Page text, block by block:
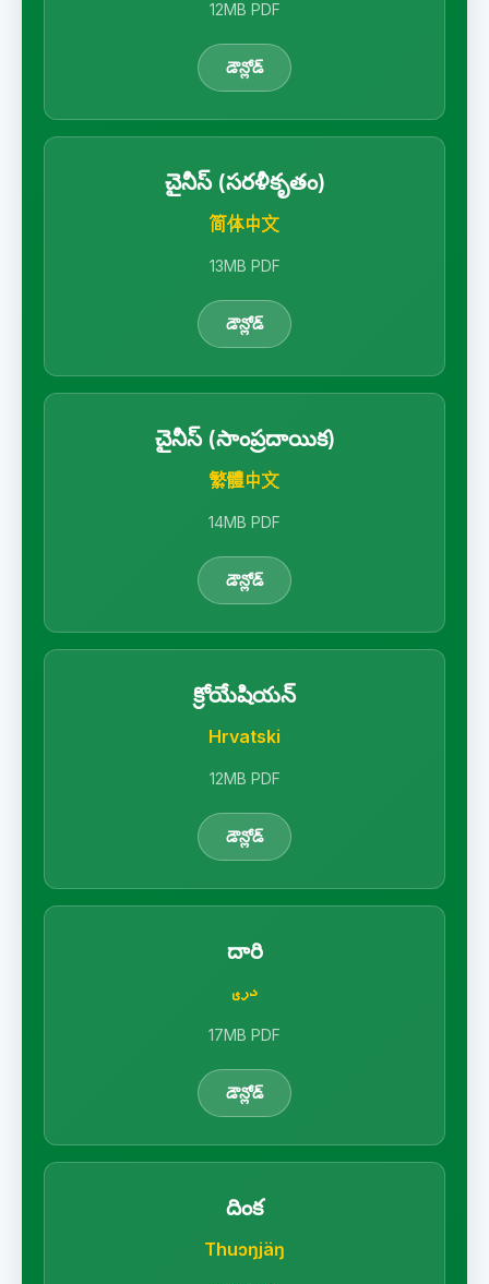
12MB PDF
డౌన్లోడ్
చైనీస్ (సరళీకృతం)
简体中文
13MB PDF
డౌన్లోడ్
చైనీస్ (సాంప్రదాయిక)
繁體中文
14MB PDF
డౌన్లోడ్
క్రోయేషియన్
Hrvatski
12MB PDF
డౌన్లోడ్
దారి
دری
17MB PDF
డౌన్లోడ్
దింక
Thuɔŋjäŋ